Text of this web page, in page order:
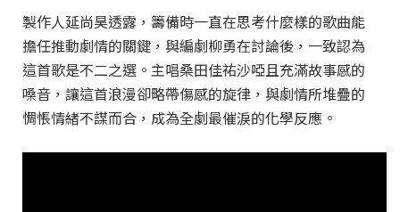
製作人延尚昊透露，籌備時一直在思考什麼樣的歌曲能
擔任推動劇情的關鍵，與編劇柳勇在討論後，一致認為
這首歌是不二之選。主唱桑田佳祐沙啞且充滿故事感的
嗓音，讓這首浪漫卻略帶傷感的旋律，與劇情所堆疊的
惆悵情緒不謀而合，成為全劇最催淚的化學反應。